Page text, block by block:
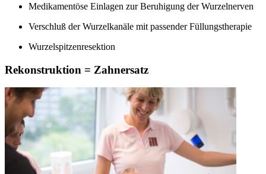
Medikamentöse Einlagen zur Beruhigung der Wurzelnerven
Verschluß der Wurzelkanäle mit passender Füllungstherapie
Wurzelspitzenresektion
Rekonstruktion = Zahnersatz